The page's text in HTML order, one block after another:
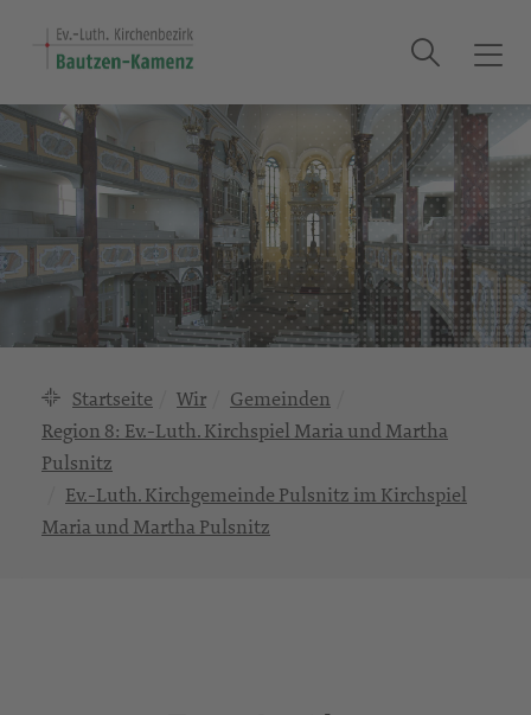
T
g
g
l
e
n
a
v
g
Suche
Startseite Wir
Gemeinden
Region 8: Ev.-Luth. Kirchspiel Maria und Martha
Pulsnitz
Ev.-Luth. Kirchgemeinde Pulsnitz im Kirchspiel
Maria und Martha Pulsnitz